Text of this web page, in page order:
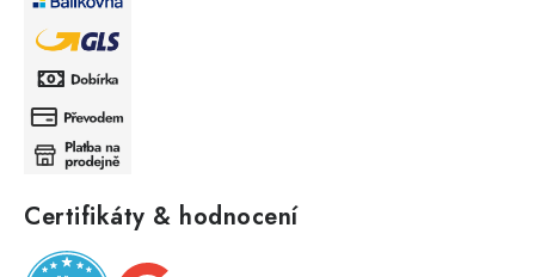
Certifikáty & hodnocení